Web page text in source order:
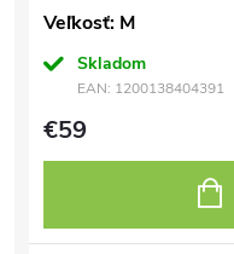
Veľkosť: M
Skladom
EAN: 1200138404391
€59